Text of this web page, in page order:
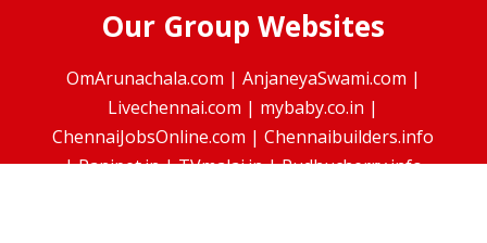
Our Group Websites
OmArunachala.com | AnjaneyaSwami.com |
Livechennai.com | mybaby.co.in |
ChennaiJobsOnline.com |Chennaibuilders.info
|Ranipet.in|TVmalai.in|Pudhucherry.info